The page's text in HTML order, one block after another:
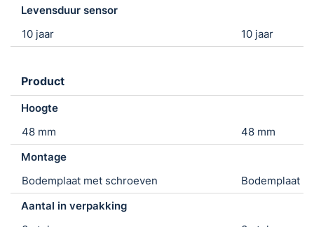
Levensduur sensor
Product
Hoogte
Montage
Aantal in verpakking
10 jaar
48 mm
Bodemplaat met schroeven
10 jaar
48 mm
Bodemplaat